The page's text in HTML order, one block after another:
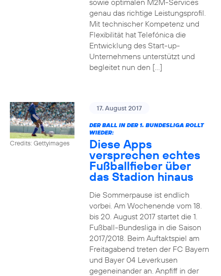
sowie optimalen M2M-Services
genau das richtige Leistungsprofil.
Mit technischer Kompetenz und
Flexibilität hat Telefónica die
Entwicklung des Start-up-
Unternehmens unterstützt und
begleitet nun den […]
Credits: Gettyimages
17. August 2017
DER BALL IN DER 1. BUNDESLIGA ROLLT
WIEDER:
Diese Apps
versprechen echtes
Fußballfieber über
das Stadion hinaus
Die Sommerpause ist endlich
vorbei. Am Wochenende vom 18.
bis 20. August 2017 startet die 1.
Fußball-Bundesliga in die Saison
2017/2018. Beim Auftaktspiel am
Freitagabend treten der FC Bayern
und Bayer 04 Leverkusen
gegeneinander an. Anpfiff in der